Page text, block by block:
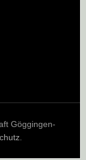
Göggingen-
.